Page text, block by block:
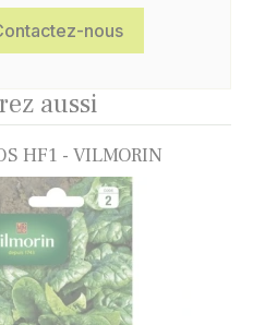
nous
aussi
HF1 - VILMORIN